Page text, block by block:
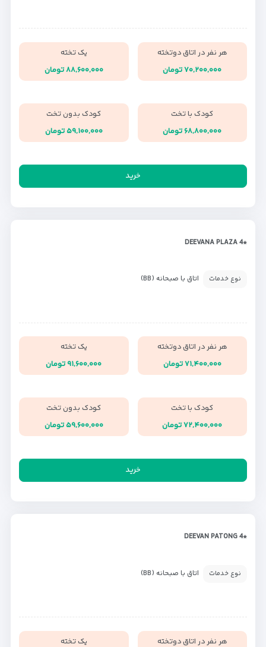
هر نفر در اتاق دوتخته
۷۰,۲۰۰,۰۰۰ تومان
یک تخته
۸۸,۶۰۰,۰۰۰ تومان
کودک با تخت
۶۸,۸۰۰,۰۰۰ تومان
کودک بدون تخت
۵۹,۱۰۰,۰۰۰ تومان
خرید
*DEEVANA PLAZA 4
نوع خدمات اتاق با صبحانه (BB)
هر نفر در اتاق دوتخته
۷۱,۴۰۰,۰۰۰ تومان
یک تخته
۹۱,۶۰۰,۰۰۰ تومان
کودک با تخت
۷۲,۴۰۰,۰۰۰ تومان
کودک بدون تخت
۵۹,۶۰۰,۰۰۰ تومان
خرید
*DEEVAN PATONG 4
نوع خدمات اتاق با صبحانه (BB)
هر نفر در اتاق دوتخته یک تخته